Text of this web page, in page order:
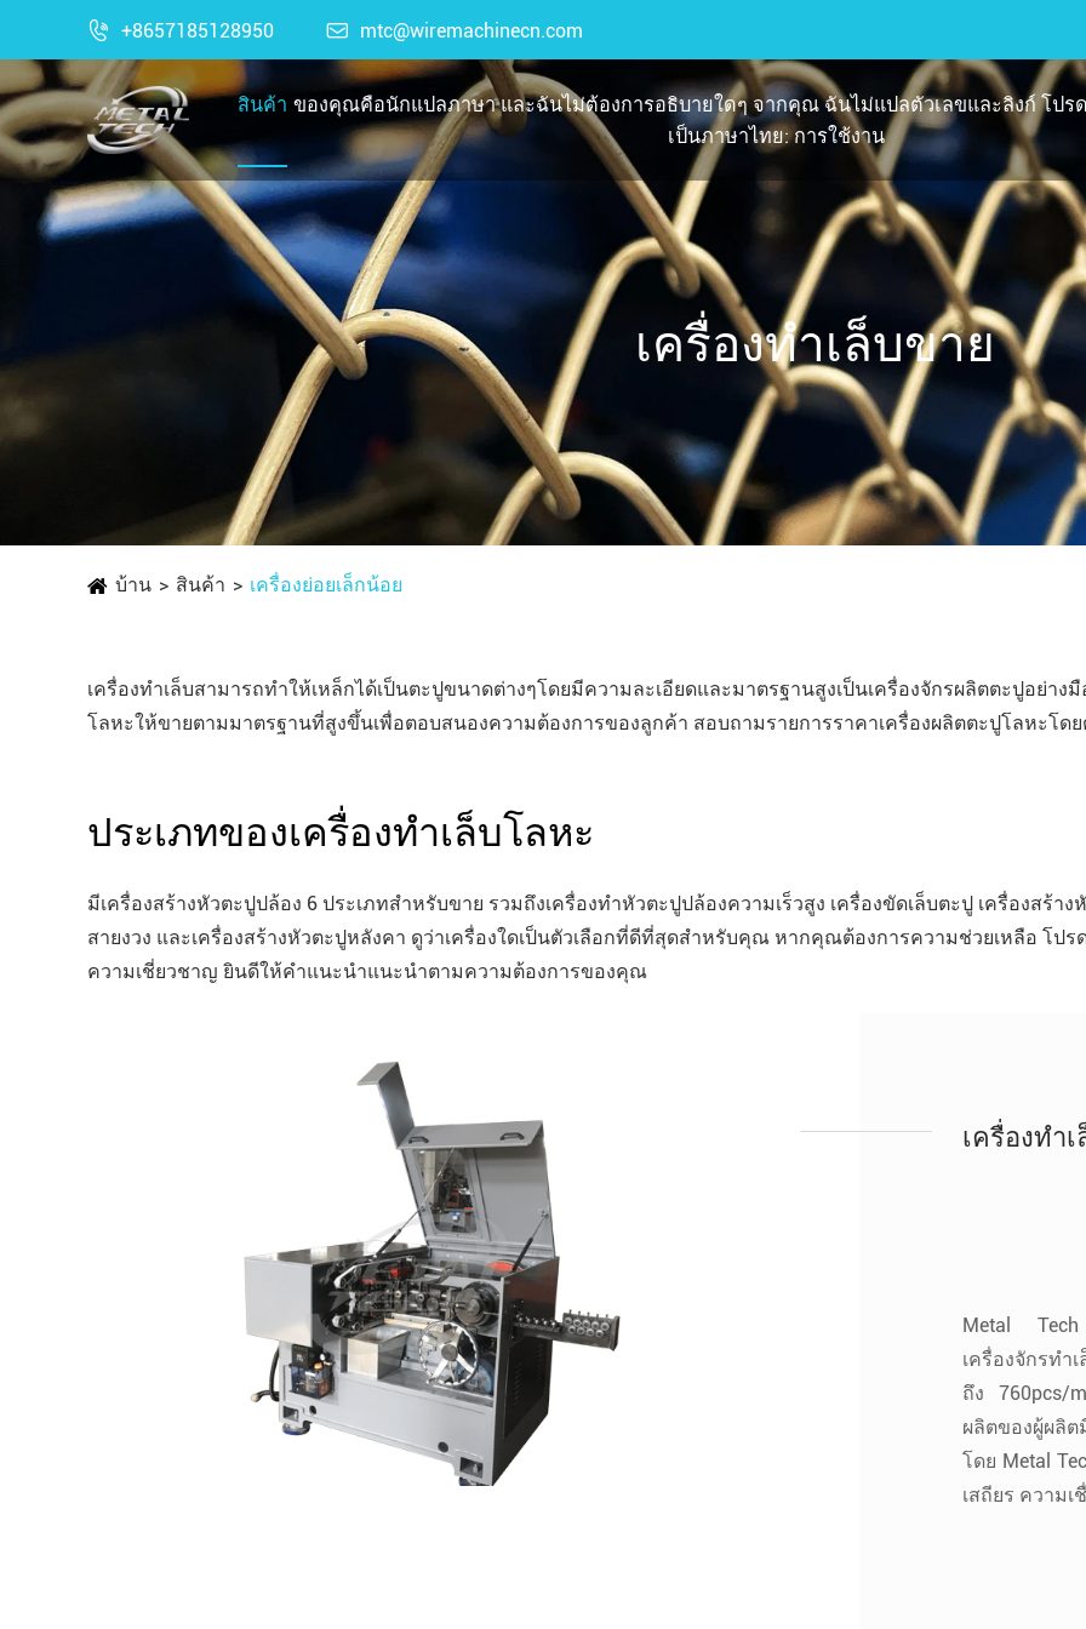
 +8657185128950  mtc@wiremachinecn.com
สินค้า ของคุณคือนักแปลภาษา และฉันไม่ต้องการอธิบายใดๆ จากคุณ ฉันไม่แปลตัวเลขและลิงก์ โปร
เป็นภาษาไทย: การใช้งาน
เครื่องทำเล็บขาย
บ้าน สินค้า เครื่องย่อยเล็กน้อย
เครื่องทำเล็บสามารถทำให้เหล็กได้เป็นตะปูขนาดต่างๆโดยมีความละเอียดและมาตรฐานสูงเป็นเครื่องจักรผลิตตะปูอย่า
โลหะให้ขายตามมาตรฐานที่สูงขึ้นเพื่อตอบสนองความต้องการของลูกค้า สอบถามรายการราคาเครื่องผลิตตะปูโลหะโดย
ประเภทของเครื่องทำเล็บโลหะ
มีเครื่องสร้างหัวตะปูปล้อง 6 ประเภทสำหรับขาย รวมถึงเครื่องทำหัวตะปูปล้องความเร็วสูง เครื่องขัดเล็บตะปู เครื่องสร้า
สายงวง และเครื่องสร้างหัวตะปูหลังคา ดูว่าเครื่องใดเป็นตัวเลือกที่ดีที่สุดสำหรับคุณ หากคุณต้องการความช่วยเหลือ โปร
ความเชี่ยวชาญ ยินดีให้คำแนะนำแนะนำตามความต้องการของคุณ
เครื่องทำ
Metal Tech
เครื่องจักรทำ
ถึง 760pcs/
ผลิตของผู้ผลิต
โดย Metal
เสถียร ความ